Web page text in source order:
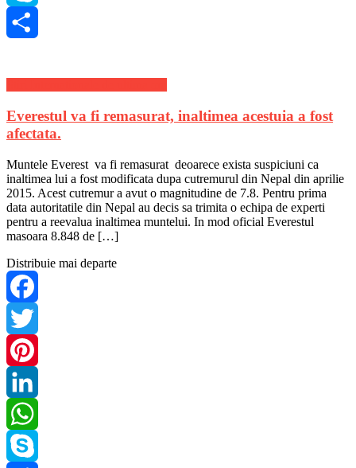
Skype
Everestul va fi remasurat, inaltimea acestuia a fost
afectata.
Muntele Everest va fi remasurat deoarece exista suspiciuni ca
inaltimea lui a fost modificata dupa cutremurul din Nepal din aprilie
2015. Acest cutremur a avut o magnitudine de 7.8. Pentru prima
data autoritatile din Nepal au decis sa trimita o echipa de experti
pentru a reevalua inaltimea muntelui. In mod oficial Everestul
masoara 8.848 de […]
Distribuie mai departe
Facebook
Twitter
Pinterest
LinkedIn
WhatsApp